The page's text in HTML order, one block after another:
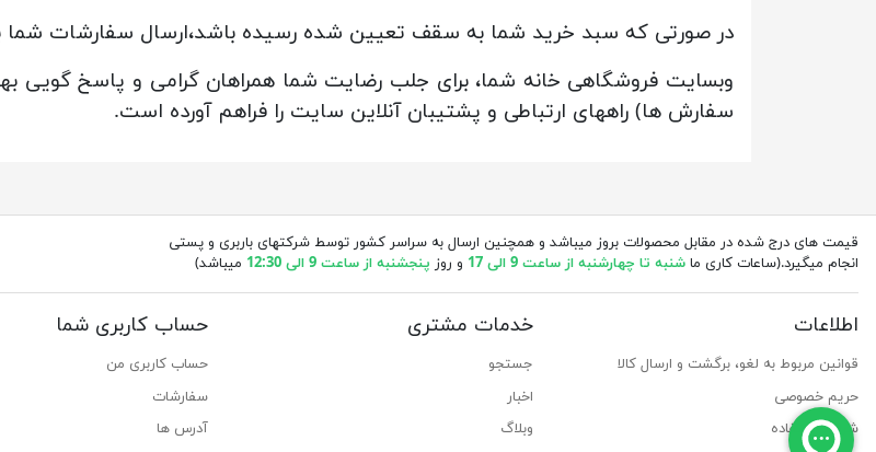
در صورتی که سبد خرید شما به سقف تعیین شده رسیده باشد،ارسال سفارشات شما به مناطق 22 گانه شهری تهران رایگان
وبسایت فروشگاهی خانه شما، برای جلب رضایت شما همراهان گرامی و پاسخ گویی
سفارش ها) راههای ارتباطی و پشتیبان آنلاین سایت را فراهم آورده است.
قیمت های درج شده در مقابل محصولات بروز میباشد و همچنین ارسال به سراسر کشور توسط شرکتهای باربری و پستی
انجام میگیرد.(ساعات کاری ما شنبه تا چهارشنبه از ساعت 9 الی 17 و روز پنجشنبه از ساعت 9 الی 12:30 میباشد)
اطلاعات
قوانین مربوط به لغو، برگشت و ارسال کالا
حریم خصوصی
شرایط استفاده
خدمات مشتری
جستجو
اخبار
وبلاگ
حساب کاربری شما
حساب کاربری من
سفارشات
آدرس ها